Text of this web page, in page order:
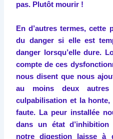
pas. Plutôt mourir !
En d’autres termes,
du danger si elle est
danger lorsqu’elle dure.
compte de ces
nous disent que nous
au moins deux autres
culpabilisation et la honte,
faute. La peur installée
dans un état
notre digestion laisse à